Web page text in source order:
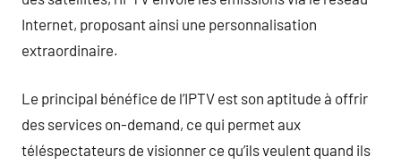
Internet, proposant ainsi une personnalisation
extraordinaire.
Le principal bénéfice de l’IPTV est son aptitude à offrir
des services on-demand, ce qui permet aux
téléspectateurs de visionner ce qu’ils veulent quand ils